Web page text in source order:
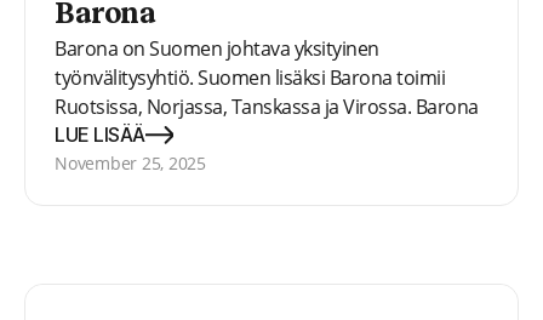
Barona
Barona on Suomen johtava yksityinen
työnvälitysyhtiö. Suomen lisäksi Barona toimii
Ruotsissa, Norjassa, Tanskassa ja Virossa. Barona
käyttää monia nykyaikaisia ​​työnhaun menetelmiä
– kuten Recrightia – löytääkseen työtä vuosittain yli
LUE LISÄÄ
November 25, 2025